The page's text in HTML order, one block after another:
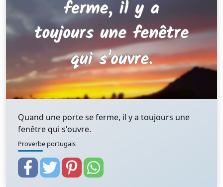
Quand une porte se ferme, il y a toujours une
fenêtre qui s'ouvre.
Proverbe portugais